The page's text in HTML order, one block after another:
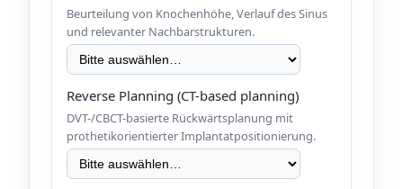
Beurteilung von Knochenhöhe, Verlauf des Sinus
und relevanter Nachbarstrukturen.
Reverse Planning (CT-based planning)
DVT-/CBCT-basierte Rückwärtsplanung mit
prothetikorientierter Implantatpositionierung.